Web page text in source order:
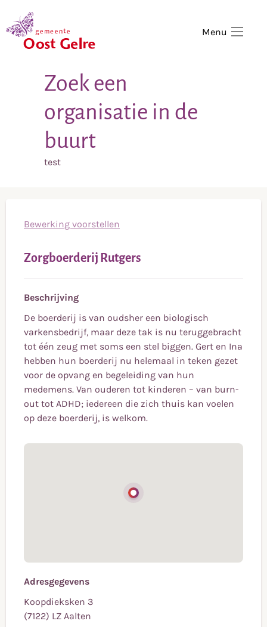
Menu
Zoek een
organisatie in de
buurt
test
Bewerking voorstellen
Zorgboerderij Rutgers
Beschrijving
De boerderij is van oudsher een biologisch
varkensbedrijf, maar deze tak is nu teruggebracht
tot één zeug met soms een stel biggen. Gert en Ina
hebben hun boerderij nu helemaal in teken gezet
voor de opvang en begeleiding van hun
medemens. Van ouderen tot kinderen – van burn-
out tot ADHD; iedereen die zich thuis kan voelen
op deze boerderij, is welkom.
Adresgegevens
Koopdieksken 3
(7122) LZ Aalten